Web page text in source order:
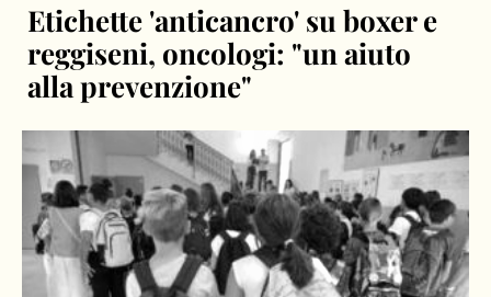
Etichette 'anticancro' su boxer e
reggiseni, oncologi: "un aiuto
alla prevenzione"